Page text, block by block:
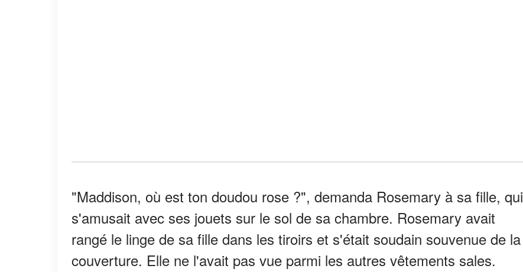
"Maddison, où est ton doudou rose ?", demanda Rosemary à sa fille, qui
s'amusait avec ses jouets sur le sol de sa chambre. Rosemary avait
rangé le linge de sa fille dans les tiroirs et s'était soudain souvenue de la
couverture. Elle ne l'avait pas vue parmi les autres vêtements sales.